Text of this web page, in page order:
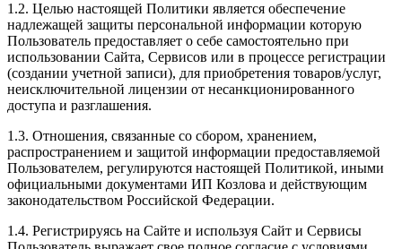
1.2. Целью настоящей Политики является обеспечение
надлежащей защиты персональной информации которую
Пользователь предоставляет о себе самостоятельно при
использовании Сайта, Сервисов или в процессе регистрации
(создании учетной записи), для приобретения товаров/услуг,
неисключительной лицензии от несанкционированного
доступа и разглашения.
1.3. Отношения, связанные со сбором, хранением,
распространением и защитой информации предоставляемой
Пользователем, регулируются настоящей Политикой, иными
официальными документами ИП Козловa и действующим
законодательством Российской Федерации.
1.4. Регистрируясь на Сайте и используя Сайт и Сервисы